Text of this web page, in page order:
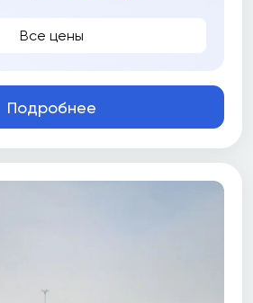
Все цены
Подробнее